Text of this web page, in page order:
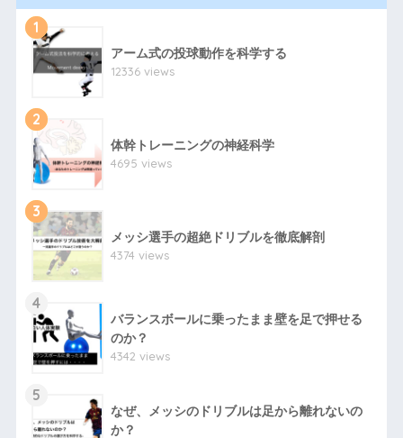
1
アーム式の投球動作を科学する
12336 views
2
体幹トレーニングの神経科学
4695 views
3
メッシ選手の超絶ドリブルを徹底解剖
4374 views
4
バランスボールに乗ったまま壁を足で押せる
のか？
4342 views
5
なぜ、メッシのドリブルは足から離れないの
か？